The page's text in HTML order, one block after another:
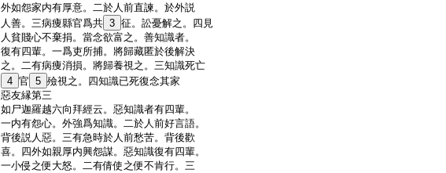
外如怨家内有厚意。二於人前直諫。於外説
人善。三病痩縣官爲共 3 征。訟憂解之。四見
人貧賤心不棄捐。當念欲富之。善知識者。
復有四輩。一爲吏所捕。將歸藏匿於後解決
之。二有病痩消損。將歸養視之。三知識死亡
4 官 5 殮視之。四知識已死復念其家
惡友縁第三
如尸迦羅越六向拜經云。惡知識者有四輩。
一内有怨心。外強爲知識。二於人前好言語。
背後説人惡。三有急時於人前愁苦。背後歡
喜。四外如親厚内興怨謀。惡知識復有四輩。
一小侵之便大怒。二有倩使之便不肯行。三